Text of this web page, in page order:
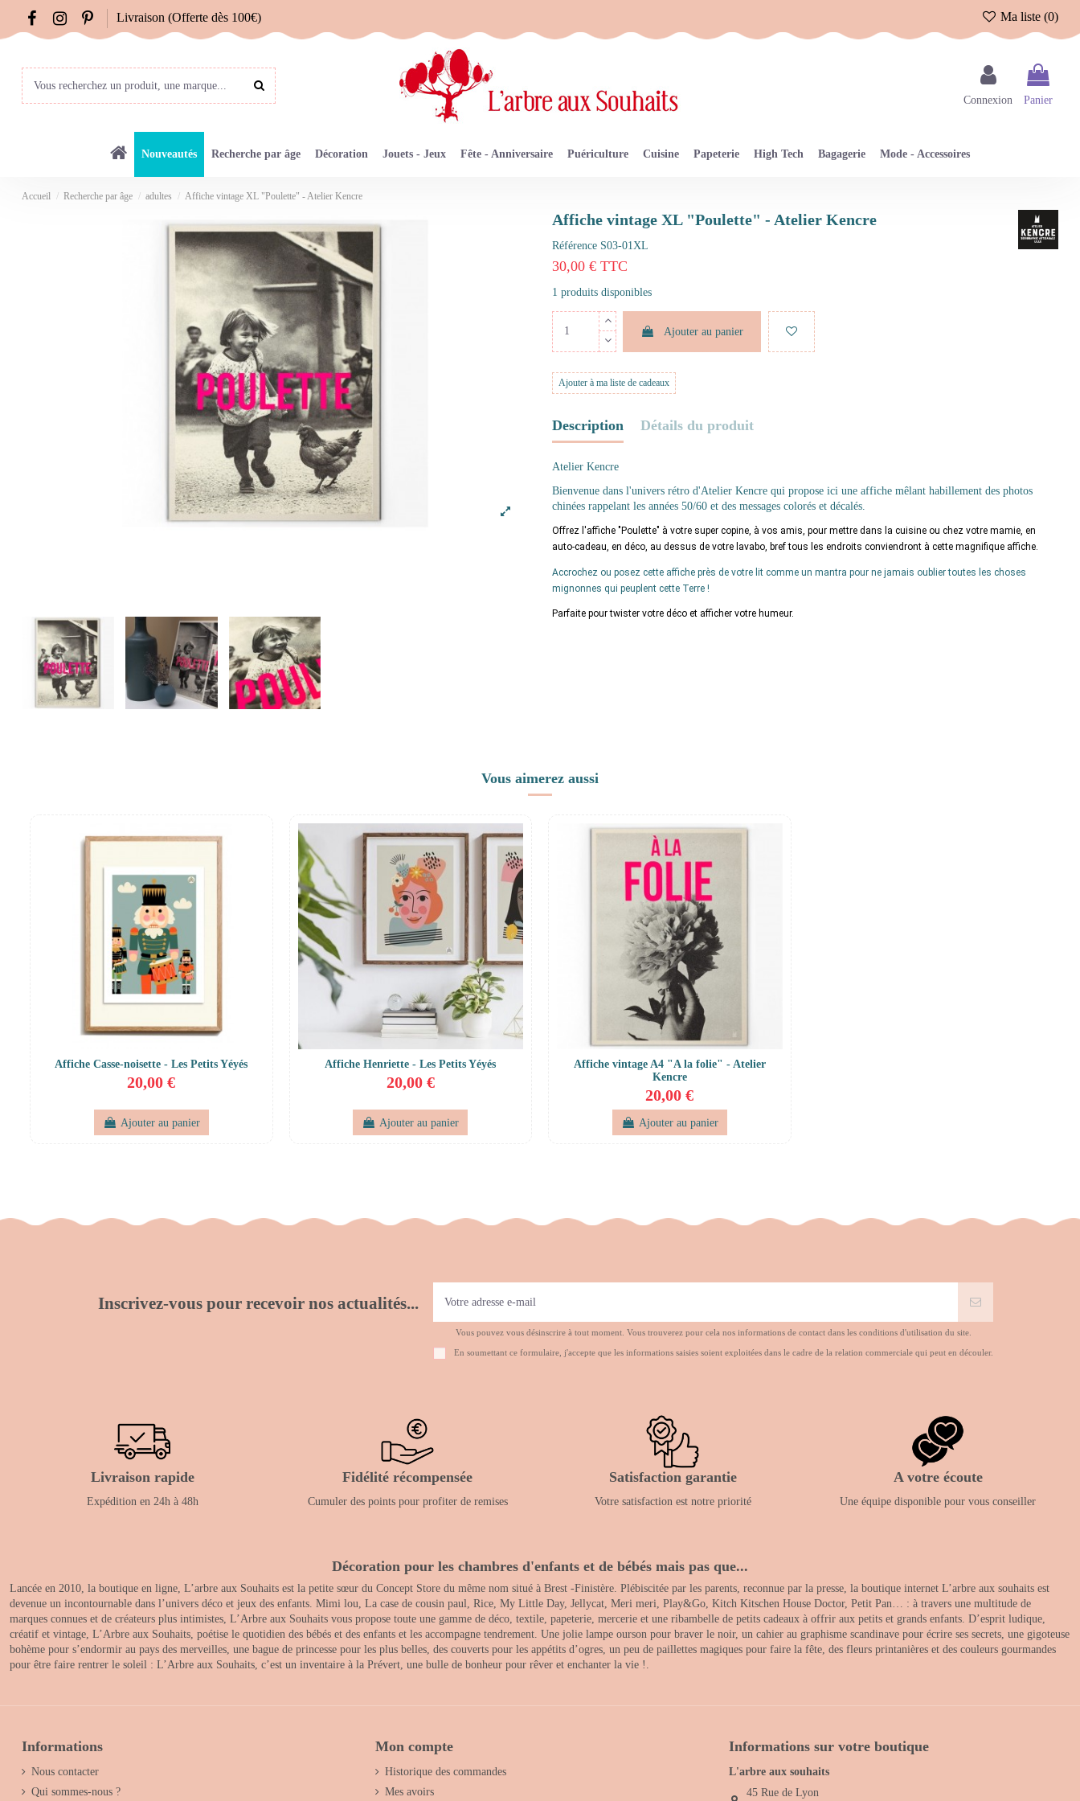
Livraison (Offerte dès 100€) Ma liste (0)
Connexion Panier
Nouveautés Recherche par âge Décoration Jouets - Jeux Fête - Anniversaire Puériculture Cuisine Papeterie High Tech Bagagerie Mode - Accessoires
Accueil Recherche par âge adultes Affiche vintage XL "Poulette" - Atelier Kencre
Affiche vintage XL "Poulette" - Atelier Kencre
Référence S03-01XL
30,00 € TTC
1 produits disponibles
Ajouter au panier
Ajouter à ma liste de cadeaux
Description Détails du produit
Atelier Kencre
Bienvenue dans l'univers rétro d'Atelier Kencre qui propose ici une affiche mêlant habillement des photos
chinées rappelant les années 50/60 et des messages colorés et décalés.
Offrez l'affiche "Poulette" à votre super copine, à vos amis, pour mettre dans la cuisine ou chez votre mamie, en
auto-cadeau, en déco, au dessus de votre lavabo, bref tous les endroits conviendront à cette magnifique affiche.
Accrochez ou posez cette affiche près de votre lit comme un mantra pour ne jamais oublier toutes les choses
mignonnes qui peuplent cette Terre !
Parfaite pour twister votre déco et afficher votre humeur.
Vous aimerez aussi
Affiche Casse-noisette - Les Petits Yéyés
20,00 €
Ajouter au panier
Affiche Henriette - Les Petits Yéyés
20,00 €
Ajouter au panier
Affiche vintage A4 "A la folie" - Atelier
Kencre
20,00 €
Ajouter au panier
Inscrivez-vous pour recevoir nos actualités...
Vous pouvez vous désinscrire à tout moment. Vous trouverez pour cela nos informations de contact dans les conditions d'utilisation du site.
En soumettant ce formulaire, j'accepte que les informations saisies soient exploitées dans le cadre de la relation commerciale qui peut en découler.
Livraison rapide
Expédition en 24h à 48h
Fidélité récompensée
Cumuler des points pour profiter de remises
Satisfaction garantie
Votre satisfaction est notre priorité
A votre écoute
Une équipe disponible pour vous conseiller
Décoration pour les chambres d'enfants et de bébés mais pas que...
Lancée en 2010, la boutique en ligne, L’arbre aux Souhaits est la petite sœur du Concept Store du même nom situé à Brest -Finistère. Plébiscitée par les parents, reconnue par la presse, la boutique internet L’arbre aux souhaits est
devenue un incontournable dans l’univers déco et jeux des enfants. Mimi lou, La case de cousin paul, Rice, My Little Day, Jellycat, Meri meri, Play&Go, Kitch Kitschen House Doctor, Petit Pan… : à travers une multitude de
marques connues et de créateurs plus intimistes, L’Arbre aux Souhaits vous propose toute une gamme de déco, textile, papeterie, mercerie et une ribambelle de petits cadeaux à offrir aux petits et grands enfants. D’esprit ludique,
créatif et vintage, L’Arbre aux Souhaits, poétise le quotidien des bébés et des enfants et les accompagne tendrement. Une jolie lampe ourson pour braver le noir, un cahier au graphisme scandinave pour écrire ses secrets, une gigoteuse
bohème pour s’endormir au pays des merveilles, une bague de princesse pour les plus belles, des couverts pour les appétits d’ogres, un peu de paillettes magiques pour faire la fête, des fleurs printanières et des couleurs gourmandes
pour être faire rentrer le soleil : L’Arbre aux Souhaits, c’est un inventaire à la Prévert, une bulle de bonheur pour rêver et enchanter la vie !.
Informations
Nous contacter
Qui sommes-nous ?
Mon compte
Historique des commandes
Mes avoirs
Informations sur votre boutique
L'arbre aux souhaits
45 Rue de Lyon